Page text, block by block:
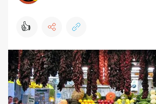
👍